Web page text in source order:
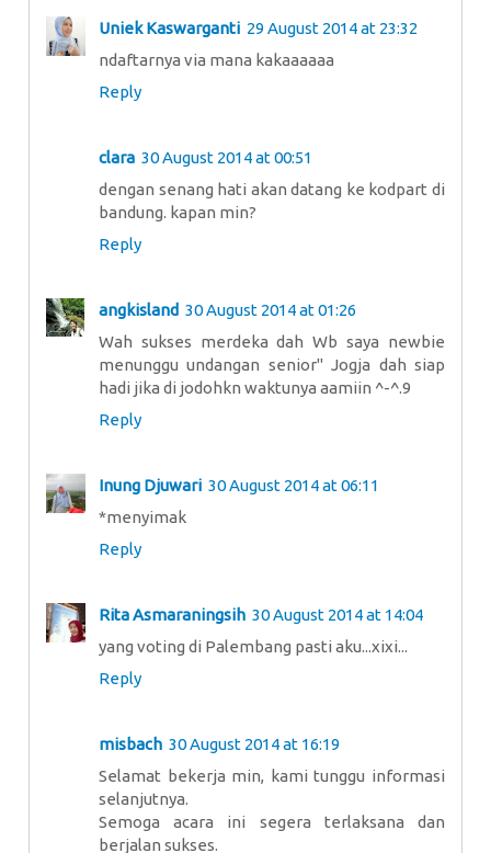
Uniek Kaswarganti 29 August 2014 at 23:32
ndaftarnya via mana kakaaaaaa
Reply
clara 30 August 2014 at 00:51
dengan senang hati akan datang ke kodpart di
bandung. kapan min?
Reply
angkisland 30 August 2014 at 01:26
Wah sukses merdeka dah Wb saya newbie
menunggu undangan senior" Jogja dah siap
hadi jika di jodohkn waktunya aamiin ^-^.9
Reply
Inung Djuwari 30 August 2014 at 06:11
*menyimak
Reply
Rita Asmaraningsih 30 August 2014 at 14:04
yang voting di Palembang pasti aku...xixi...
Reply
misbach 30 August 2014 at 16:19
Selamat bekerja min, kami tunggu informasi
selanjutnya.
Semoga acara ini segera terlaksana dan
berjalan sukses.